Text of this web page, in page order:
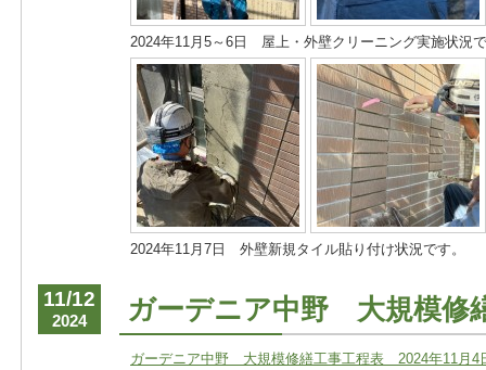
2024年11月5～6日 屋上・外壁クリーニング実施状況
2024年11月7日 外壁新規タイル貼り付け状況です。
11/12
2024 ガーデニア中野 大規模修
ガーデニア中野 大規模修繕工事工程表 2024年11月4